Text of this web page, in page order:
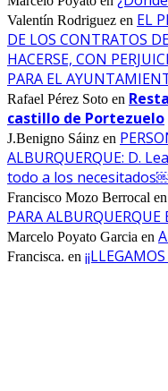
Valentín Rodriguez en EL
DE LOS CONTRATOS
HACERSE, CON
PARA EL
Rafael Pérez Soto en
castillo de Portezuelo
J.Benigno Sáinz en
ALBURQUERQUE: D.
todo a los
Francisco Mozo Berrocal en
PARA
Marcelo Poyato Garcia en
Francisca. en